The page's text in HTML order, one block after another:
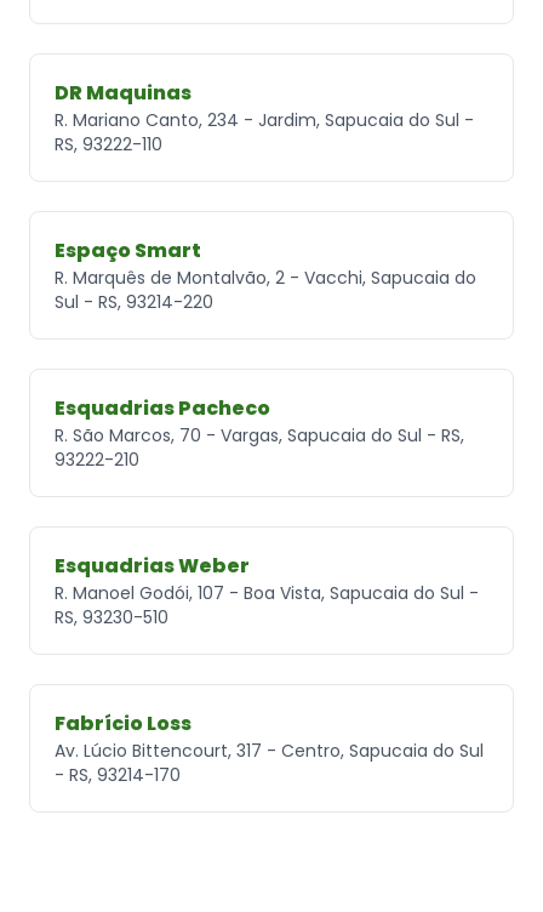
DR Maquinas
R. Mariano Canto, 234 - Jardim, Sapucaia do Sul -
RS, 93222-110
Espaço Smart
R. Marquês de Montalvão, 2 - Vacchi, Sapucaia do
Sul - RS, 93214-220
Esquadrias Pacheco
R. São Marcos, 70 - Vargas, Sapucaia do Sul - RS,
93222-210
Esquadrias Weber
R. Manoel Godói, 107 - Boa Vista, Sapucaia do Sul -
RS, 93230-510
Fabrício Loss
Av. Lúcio Bittencourt, 317 - Centro, Sapucaia do Sul
- RS, 93214-170